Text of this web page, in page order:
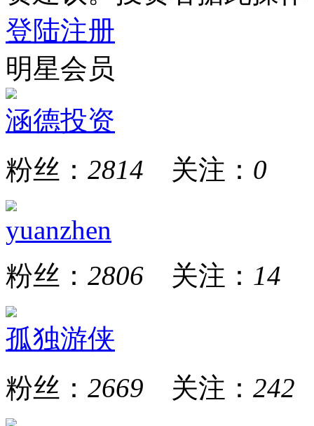
登陆注册
明星会员
涵德投资
粉丝： 2814 关注： 0
yuanzhen
粉丝： 2806 关注： 14
孤独游侠
粉丝： 2669 关注： 242